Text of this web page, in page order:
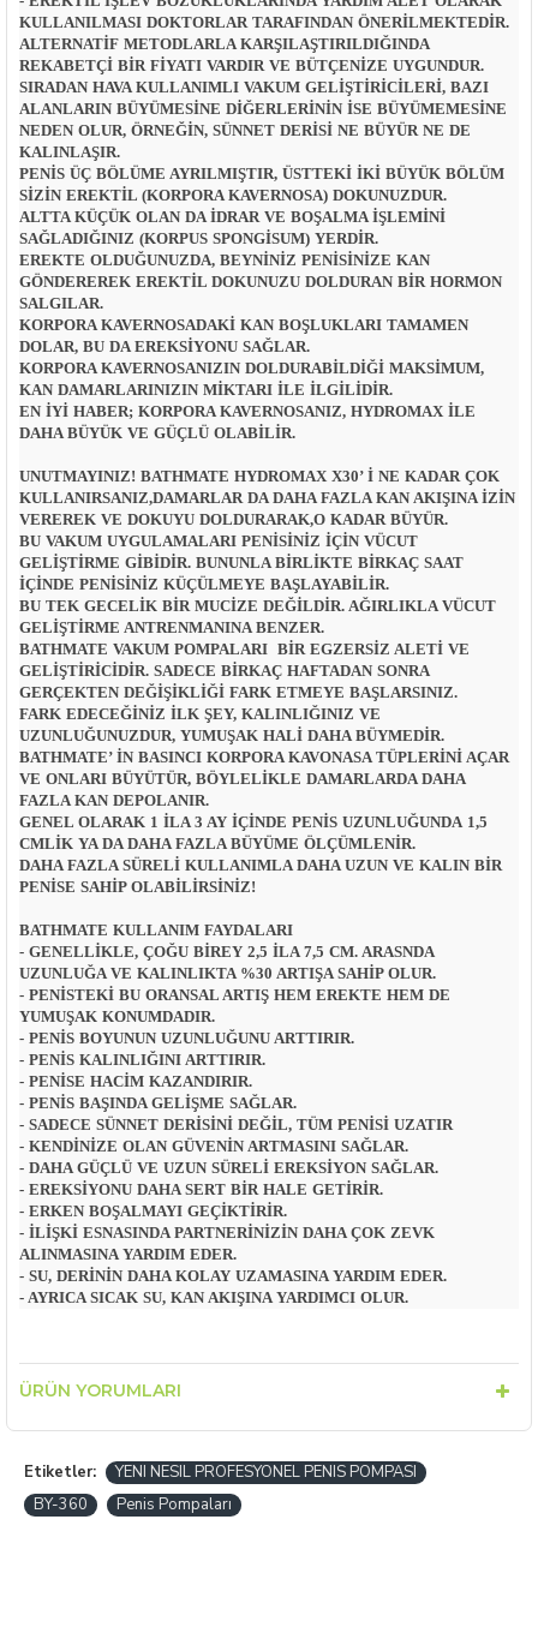
KULLANILMASI DOKTORLAR TARAFINDAN ÖNERILMEKTEDIR.
ALTERNATIF METODLARLA KARŞILAŞTIRILDIĞINDA
REKABETÇI BIR FIYATI VARDIR VE BÜTÇENIZE UYGUNDUR.
SIRADAN HAVA KULLANIMLI VAKUM GELIŞTIRICILERI, BAZI
ALANLARIN BÜYÜMESINE DIĞERLERININ ISE BÜYÜMEMESINE
NEDEN OLUR, ÖRNEĞIN, SÜNNET DERISI NE BÜYÜR NE DE
KALINLAŞIR.
PENIS ÜÇ BÖLÜME AYRILMIŞTIR, ÜSTTEKI IKI BÜYÜK BÖLÜM
SIZIN EREKTIL (KORPORA KAVERNOSA) DOKUNUZDUR.
ALTTA KÜÇÜK OLAN DA IDRAR VE BOŞALMA IŞLEMINI
SAĞLADIĞINIZ (KORPUS SPONGISUM) YERDIR.
EREKTE OLDUĞUNUZDA, BEYNINIZ PENISINIZE KAN
GÖNDEREREK EREKTIL DOKUNUZU DOLDURAN BIR HORMON
SALGILAR.
KORPORA KAVERNOSADAKI KAN BOŞLUKLARI TAMAMEN
DOLAR, BU DA EREKSIYONU SAĞLAR.
KORPORA KAVERNOSANIZIN DOLDURABILDIĞI MAKSIMUM,
KAN DAMARLARINIZIN MIKTARI ILE ILGILIDIR.
EN IYI HABER; KORPORA KAVERNOSANIZ, HYDROMAX ILE
DAHA BÜYÜK VE GÜÇLÜ OLABILIR.
UNUTMAYINIZ! BATHMATE HYDROMAX X30’ I NE KADAR ÇOK
KULLANIRSANIZ,DAMARLAR DA DAHA FAZLA KAN AKIŞINA IZIN
VEREREK VE DOKUYU DOLDURARAK,O KADAR BÜYÜR.
BU VAKUM UYGULAMALARI PENISINIZ IÇIN VÜCUT
GELIŞTIRME GIBIDIR. BUNUNLA BIRLIKTE BIRKAÇ SAAT
IÇINDE PENISINIZ KÜÇÜLMEYE BAŞLAYABILIR.
BU TEK GECELIK BIR MUCIZE DEĞILDIR. AĞIRLIKLA VÜCUT
GELIŞTIRME ANTRENMANINA BENZER.
BATHMATE VAKUM POMPALARI BIR EGZERSIZ ALETI VE
GELIŞTIRICIDIR. SADECE BIRKAÇ HAFTADAN SONRA
GERÇEKTEN DEĞIŞIKLIĞI FARK ETMEYE BAŞLARSINIZ.
FARK EDECEĞINIZ ILK ŞEY, KALINLIĞINIZ VE
UZUNLUĞUNUZDUR, YUMUŞAK HALI DAHA BÜYMEDIR.
BATHMATE’ IN BASINCI KORPORA KAVONASA TÜPLERINI AÇAR
VE ONLARI BÜYÜTÜR, BÖYLELIKLE DAMARLARDA DAHA
FAZLA KAN DEPOLANIR.
GENEL OLARAK 1 ILA 3 AY IÇINDE PENIS UZUNLUĞUNDA 1,5
CMLIK YA DA DAHA FAZLA BÜYÜME ÖLÇÜMLENIR.
DAHA FAZLA SÜRELI KULLANIMLA DAHA UZUN VE KALIN BIR
PENISE SAHIP OLABILIRSINIZ!
BATHMATE KULLANIM FAYDALARI
- GENELLIKLE, ÇOĞU BIREY 2,5 ILA 7,5 CM. ARASNDA
UZUNLUĞA VE KALINLIKTA %30 ARTIŞA SAHIP OLUR.
- PENISTEKI BU ORANSAL ARTIŞ HEM EREKTE HEM DE
YUMUŞAK KONUMDADIR.
- PENIS BOYUNUN UZUNLUĞUNU ARTTIRIR.
- PENIS KALINLIĞINI ARTTIRIR.
- PENISE HACIM KAZANDIRIR.
- PENIS BAŞINDA GELIŞME SAĞLAR.
- SADECE SÜNNET DERISINI DEĞIL, TÜM PENISI UZATIR
- KENDINIZE OLAN GÜVENIN ARTMASINI SAĞLAR.
- DAHA GÜÇLÜ VE UZUN SÜRELI EREKSIYON SAĞLAR.
- EREKSIYONU DAHA SERT BIR HALE GETIRIR.
- ERKEN BOŞALMAYI GEÇIKTIRIR.
- İLIŞKI ESNASINDA PARTNERINIZIN DAHA ÇOK ZEVK
ALINMASINA YARDIM EDER.
- SU, DERININ DAHA KOLAY UZAMASINA YARDIM EDER.
- AYRICA SICAK SU, KAN AKIŞINA YARDIMCI OLUR.
ÜRÜN YORUMLARI
Etiketler:
YENI NESIL PROFESYONEL PENIS POMPASI
BY-360
Penis Pompaları